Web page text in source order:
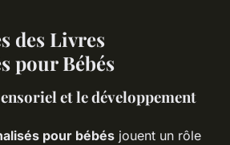
des Livres
pour Bébés
et le développement
pour bébés jouent un rôle